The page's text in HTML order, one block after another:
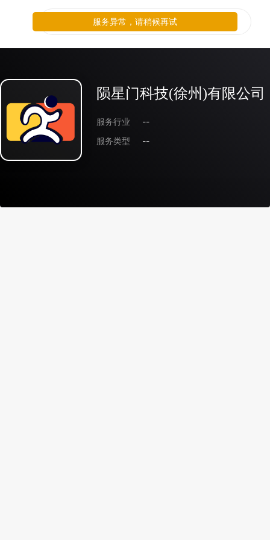
陨星门科技(徐州)有限公司
服务行业
--
服务类型
--
服务异常，请稍候再试